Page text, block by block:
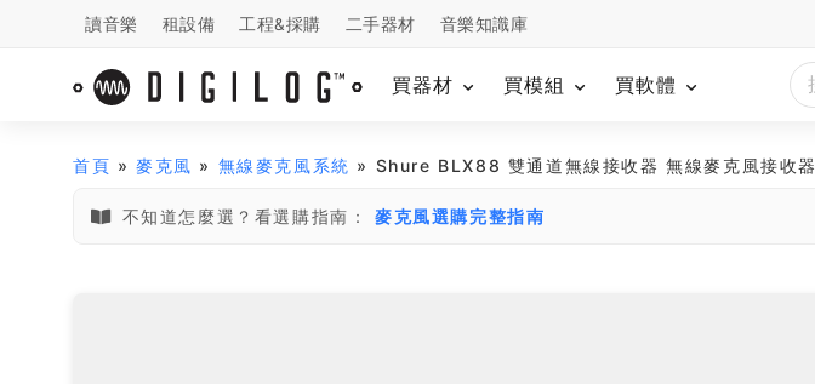
讀音樂 租設備 工程&採購 二手器材 音樂知識庫
買器材 買模組 買軟體
首頁 »麥克風 » 無線麥克風系統 » Shure BLX88 雙通道無線接收器 無線麥克風接收器
不知道怎麼選？看選購指南： 麥克風選購完整指南